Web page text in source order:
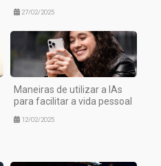
27/02/2025
Maneiras de utilizar a IAs
para facilitar a vida pessoal
12/02/2025